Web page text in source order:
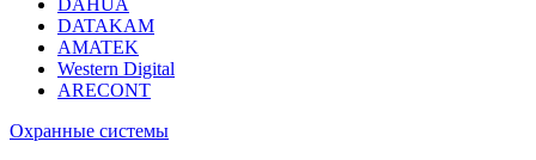
DAHUA
DATAKAM
AMATEK
Western Digital
ARECONT
Охранные системы